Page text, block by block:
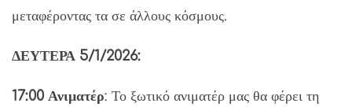
μεταφέροντας τα σε άλλους κόσμους.
ΔΕΥΤΕΡΑ 5/1/2026:
17:00 Ανιματέρ: Το ξωτικό ανιματέρ μας θα φέρει τη